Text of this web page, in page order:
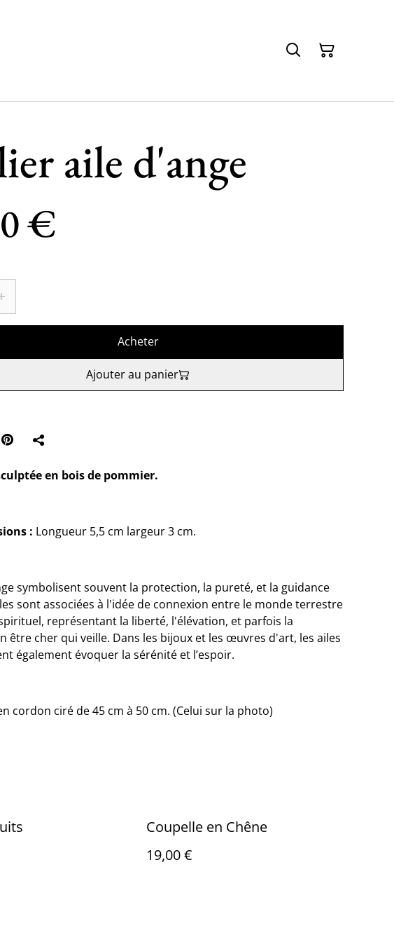
aile d'ange
€
Acheter
Ajouter au panier
en bois de pommier.
: Longueur 5,5 cm largeur 3 cm.
symbolisent souvent la protection, la pureté, et la guidance
sont associées à l'idée de connexion entre le monde terrestre
représentant la liberté, l'élévation, et parfois la
être cher qui veille. Dans les bijoux et les œuvres d'art, les ailes
également évoquer la sérénité et l’espoir.
cordon ciré de 45 cm à 50 cm. (Celui sur la photo)
Coupelle en Chêne
19,00 €